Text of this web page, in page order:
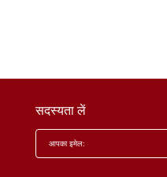
सदस्यता लें